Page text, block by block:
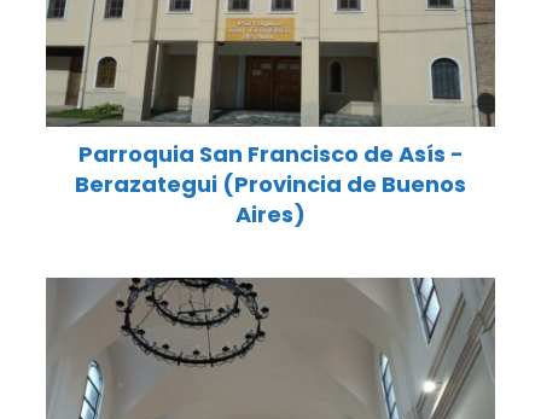
Parroquia San Francisco de Asís -
Berazategui (Provincia de Buenos
Aires)